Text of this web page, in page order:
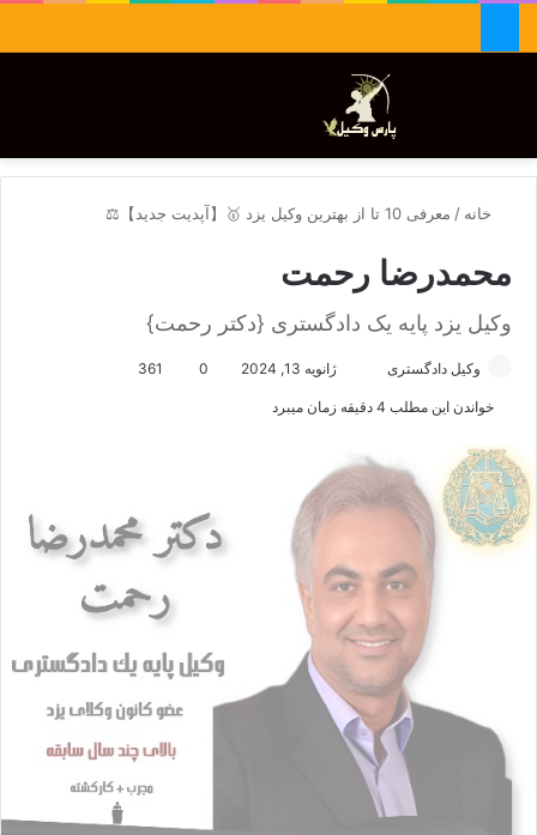
تغییر پوسته
خانه / معرفی 10 تا از بهترین وکیل یزد 🥇【آپدیت جدید】⚖️
محمدرضا رحمت
وکیل یزد پایه یک دادگستری {دکتر رحمت}
وکیل دادگستری
ا
ا
م
ل
ژانویه 13, 2024 0
361
خواندن این مطلب 4 دقیقه زمان میبرد